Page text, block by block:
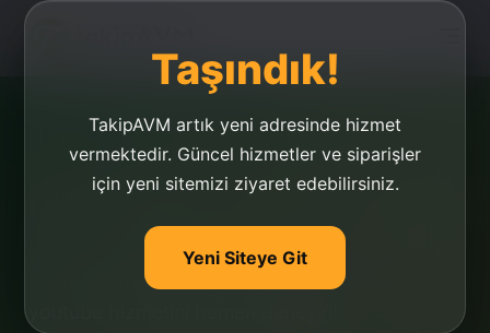
Taşındık!
TakipAVM artık yeni adresinde hizmet
vermektedir. Güncel hizmetler ve siparişler
için yeni sitemizi ziyaret edebilirsiniz.
Yeni Siteye Git
İzlenme Kasma Youtube
İzlenme kasma youtube'de oldukça popülerdir.
Sizde youtube platformu için izlenme kasma